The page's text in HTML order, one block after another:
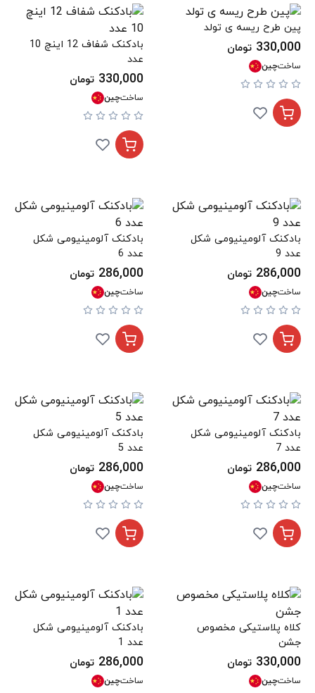
پین طرح ریسه ی تولد
330,000 تومان
ساختچین
بادکنک شفاف 12 اینچ 10
عدد
330,000 تومان
ساختچین
بادکنک آلومینیومی شکل
عدد 9
286,000 تومان
ساختچین
بادکنک آلومینیومی شکل
عدد 6
286,000 تومان
ساختچین
بادکنک آلومینیومی شکل
عدد 7
286,000 تومان
ساختچین
بادکنک آلومینیومی شکل
عدد 5
286,000 تومان
ساختچین
کلاه پلاستیکی مخصوص
جشن
330,000 تومان
ساختچین
بادکنک آلومینیومی شکل
عدد 1
286,000 تومان
ساختچین